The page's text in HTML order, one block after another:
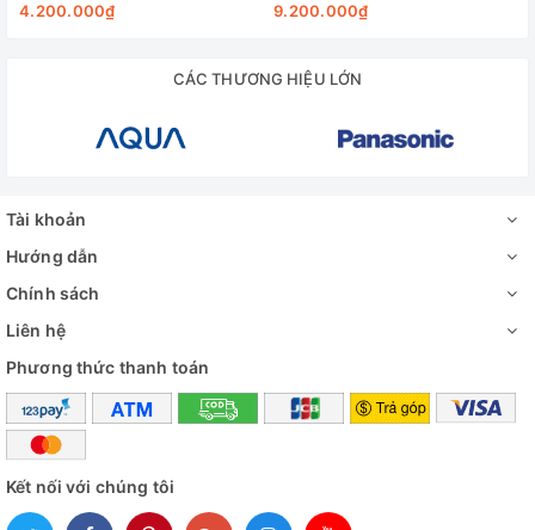
4.200.000₫ 9.200.000₫
CÁC THƯƠNG HIỆU LỚN
Tài khoản
Hướng dẫn
Chính sách
Liên hệ
Phương thức thanh toán
Kết nối với chúng tôi